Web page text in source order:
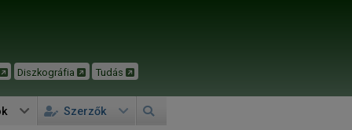
Diszkográfia Tudás
Szerzők